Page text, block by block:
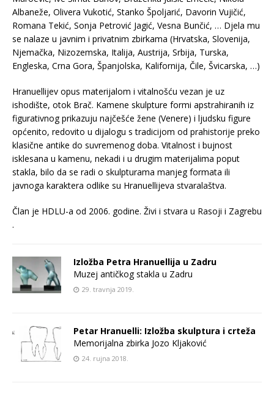
Albaneže, Olivera Vukotić, Stanko Špoljarić, Davorin Vujičić,
Romana Tekić, Sonja Petrović Jagić, Vesna Bunčić, … Djela mu
se nalaze u javnim i privatnim zbirkama (Hrvatska, Slovenija,
Njemačka, Nizozemska, Italija, Austrija, Srbija, Turska,
Engleska, Crna Gora, Španjolska, Kalifornija, Čile, Švicarska, …)
Hranuellijev opus materijalom i vitalnošću vezan je uz
ishodište, otok Brač. Kamene skulpture formi apstrahiranih iz
figurativnog prikazuju najčešće žene (Venere) i ljudsku figure
općenito, redovito u dijalogu s tradicijom od prahistorije preko
klasične antike do suvremenog doba. Vitalnost i bujnost
isklesana u kamenu, nekadi i u drugim materijalima poput
stakla, bilo da se radi o skulpturama manjeg formata ili
javnoga karaktera odlike su Hranuellijeva stvaralaštva.
Član je HDLU-a od 2006. godine. Živi i stvara u Rasoji i Zagrebu
.
Izložba Petra Hranuellija u Zadru
Muzej antičkog stakla u Zadru
29. travnja 2019.
Petar Hranuelli: Izložba skulptura i crteža
Memorijalna zbirka Jozo Kljaković
24. rujna 2018.